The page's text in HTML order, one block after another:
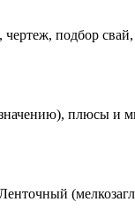
подбор
плюсы и